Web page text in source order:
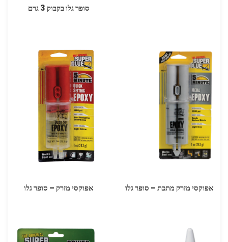
סופר גלו בקבוק 3 גרם
אפוקסי מזרק מתכת – סופר גלו אפוקסי מזרק – סופר גלו